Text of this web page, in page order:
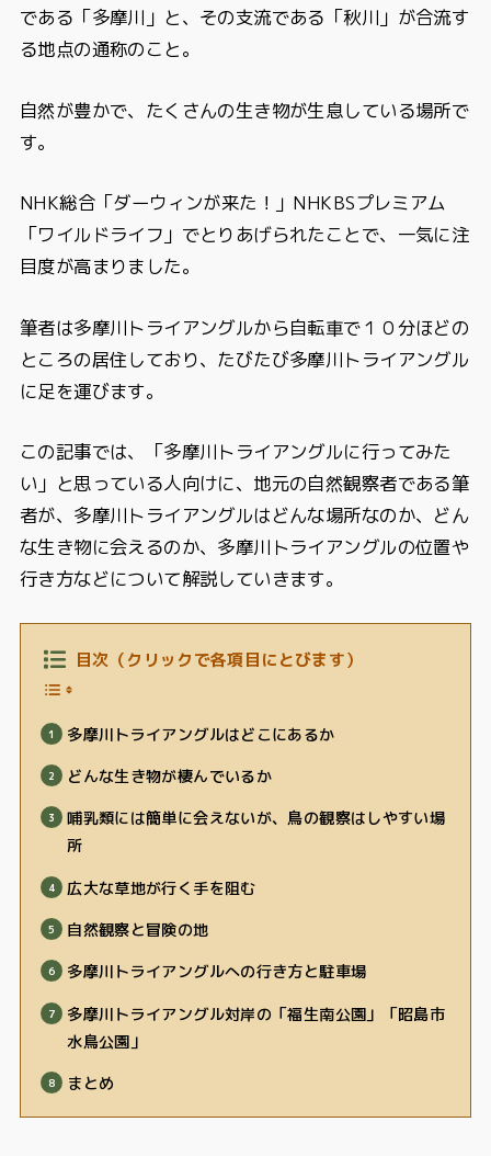
である「多摩川」と、その支流である「秋川」が合流す
る地点の通称のこと。
自然が豊かで、たくさんの生き物が生息している場所で
す。
NHK総合「ダーウィンが来た！」NHKBSプレミアム
「ワイルドライフ」でとりあげられたことで、一気に注
目度が高まりました。
筆者は多摩川トライアングルから自転車で１０分ほどの
ところの居住しており、たびたび多摩川トライアングル
に足を運びます。
この記事では、「多摩川トライアングルに行ってみた
い」と思っている人向けに、地元の自然観察者である筆
者が、多摩川トライアングルはどんな場所なのか、どん
な生き物に会えるのか、多摩川トライアングルの位置や
行き方などについて解説していきます。
目次（クリックで各項目にとびます）
多摩川トライアングルはどこにあるか
どんな生き物が棲んでいるか
哺乳類には簡単に会えないが、鳥の観察はしやすい場
所
広大な草地が行く手を阻む
自然観察と冒険の地
多摩川トライアングルへの行き方と駐車場
多摩川トライアングル対岸の「福生南公園」「昭島市
水鳥公園」
まとめ